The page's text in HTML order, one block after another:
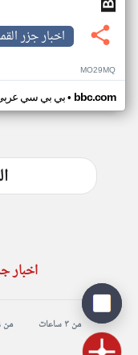
اخبار جزر
MO29MQ
بي بي سي• bbc.com
اخبار
من ٣ ساعات من ٦ ساعات